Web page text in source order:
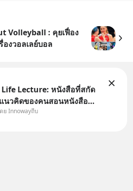
Volleyball : คุยเฟื่อง
องวอลเลย์บอล
Life Lecture: หนังสือที่สกัด
นวคิดของคนสอนหนังสือ
ครับเพื่อนๆชาว
ย Innowayถีบ